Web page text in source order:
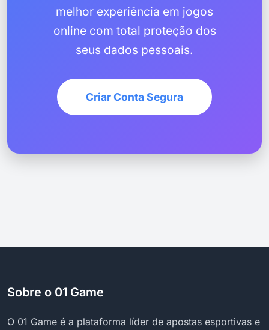
melhor experiência em jogos
online com total proteção dos
seus dados pessoais.
Criar Conta Segura
Sobre o 01 Game
O 01 Game é a plataforma líder de apostas esportivas e